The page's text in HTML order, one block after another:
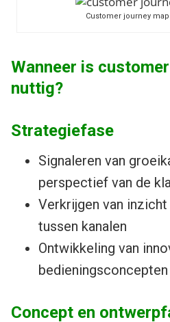
Customer journey map
Wanneer is
nuttig?
Strategiefase
Signaleren van
perspectief van de
Verkrijgen van
tussen kanalen
Ontwikkeling van
Concept en